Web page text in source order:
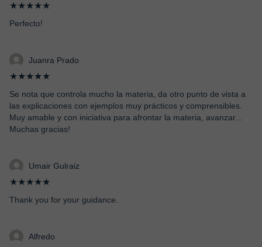
★★★★★
Perfecto!
Juanra Prado
★★★★★
Se nota que controla mucho la materia, da otro punto de vista a
las explicaciones con ejemplos muy prácticos y comprensibles.
Muy amable y con iniciativa para afrontar la materia, avanzar...
Muchas gracias!
Umair Gulraiz
★★★★★
Thank you for your guidance.
Alfredo